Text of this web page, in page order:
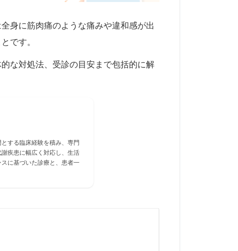
身に筋肉痛のような痛みや違和感が出
です。
な対処法、受診の目安まで包括的に解
する臨床経験を積み、専門
疾患に幅広く対応し、生活
に基づいた診療と、患者一